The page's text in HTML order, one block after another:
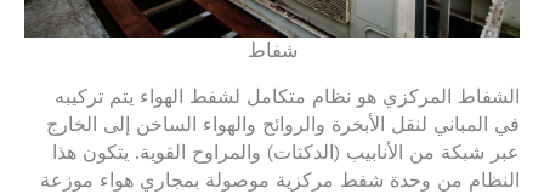
شفاط
الشفاط المركزي هو نظام متكامل لشفط الهواء يتم تركيبه
في المباني لنقل الأبخرة والروائح والهواء الساخن إلى الخارج
عبر شبكة من الأنابيب (الدكتات) والمراوح القوية. يتكون هذا
النظام من وحدة شفط مركزية موصولة بمجاري هواء موزعة